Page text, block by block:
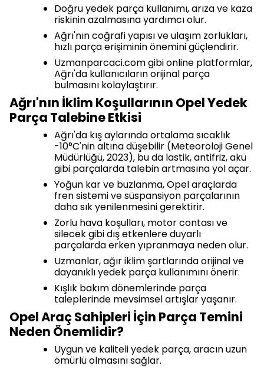
Doğru yedek parça kullanımı, arıza ve kaza
riskinin azalmasına yardımcı olur.
Ağrı'nın coğrafi yapısı ve ulaşım zorlukları,
hızlı parça erişiminin önemini güçlendirir.
Uzmanparcaci.com gibi online platformlar,
Ağrı'da kullanıcıların orijinal parça
bulmasını kolaylaştırır.
Ağrı'nın İklim Koşullarının Opel Yedek
Parça Talebine Etkisi
Ağrı'da kış aylarında ortalama sıcaklık
-10°C'nin altına düşebilir (Meteoroloji Genel
Müdürlüğü, 2023), bu da lastik, antifriz, akü
gibi parçalarda talebin artmasına yol açar.
Yoğun kar ve buzlanma, Opel araçlarda
fren sistemi ve süspansiyon parçalarının
daha sık yenilenmesini gerektirir.
Zorlu hava koşulları, motor contası ve
silecek gibi dış etkenlere duyarlı
parçalarda erken yıpranmaya neden olur.
Uzmanlar, ağır iklim şartlarında orijinal ve
dayanıklı yedek parça kullanımını önerir.
Kışlık bakım dönemlerinde parça
taleplerinde mevsimsel artışlar yaşanır.
Opel Araç Sahipleri İçin Parça Temini
Neden Önemlidir?
Uygun ve kaliteli yedek parça, aracın uzun
ömürlü olmasını sağlar.